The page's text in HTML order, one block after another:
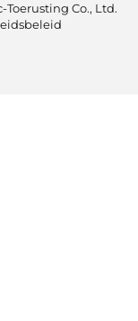
Co., Ltd.